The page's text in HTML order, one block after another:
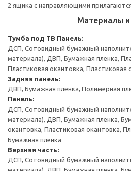
2 ящика с направляющими
Материалы и
Тумба под ТВ Панель:
ДСП, Сотовидный бумажный
материала), ДВП, Бумажная пленка,
Пластиковая окантовка, Пластиковая
Задняя панель:
ДВП, Бумажная пленка, Полимерная
Панель:
ДСП, Сотовидный бумажный
материала), ДВП, Бумажная пленка,
окантовка, Пластиковая окантовка,
Бумажная пленка
Верхняя часть:
ДСП, Сотовидный бумажный